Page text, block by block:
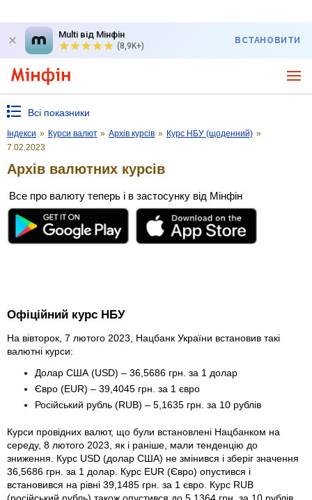
Multi від Мінфін
(8,9K+)
ВСТАНОВИТИ
Всі показники
Індекси » Курси валют » Архів курсів » Курс НБУ (щоденний) »
7.02.2023
Архів валютних курсів
Все про валюту теперь і в застосунку від Мінфін
Офіційний курс НБУ
На вівторок, 7 лютого 2023, Нацбанк України встановив такі
валютні курси:
Долар США (USD) – 36,5686 грн. за 1 долар
Євро (EUR) – 39,4045 грн. за 1 євро
Російський рубль (RUB) – 5,1635 грн. за 10 рублів
Курси провідних валют, що були встановлені Нацбанком на
середу, 8 лютого 2023, як і раніше, мали тенденцію до
зниження. Курс USD (долар США) не змінився і зберіг значення
36,5686 грн. за 1 долар. Курс EUR (Євро) опустився і
встановився на рівні 39,1485 грн. за 1 євро. Курс RUB
(російський рубль) також опустився до 5,1364 грн. за 10 рублів.